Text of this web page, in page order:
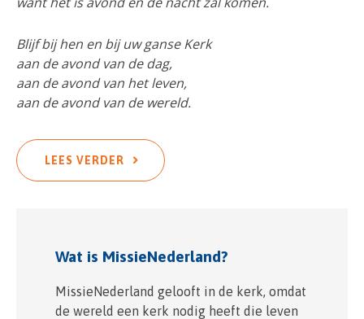
Blijf bij hen en bij uw ganse Kerk
aan de avond van de dag,
aan de avond van het leven,
aan de avond van de wereld.
LEES VERDER
Wat is MissieNederland?
MissieNederland gelooft in de kerk, omdat
de wereld een kerk nodig heeft die leven